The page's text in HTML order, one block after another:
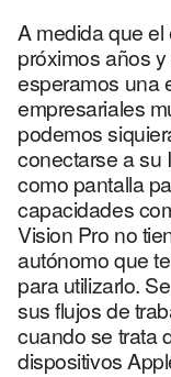
A medida que
próximos años
esperamos una
empresariales
podemos
conectarse a su
como pantalla
capacidades
Vision Pro no
autónomo que
para utilizarlo.
sus flujos de
cuando se trata
dispositivos